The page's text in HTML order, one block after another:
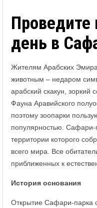
день в
Жителям Арабских
животным – недаром
арабский скакун, зоркий
Фауна Аравийского
поэтому зоопарки
популярностью. Сафари-
территории которого
всего мира. Все
приближенных к
История основания
Открытие Сафари-парка